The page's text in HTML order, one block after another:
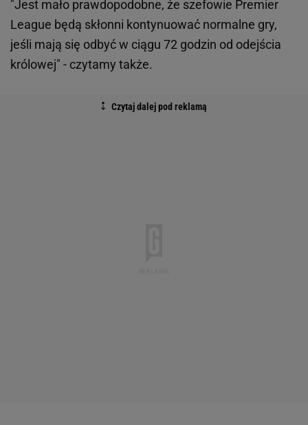
"Jest mało prawdopodobne, że szefowie Premier
League będą skłonni kontynuować normalne gry,
jeśli mają się odbyć w ciągu 72 godzin od odejścia
królowej" - czytamy także.